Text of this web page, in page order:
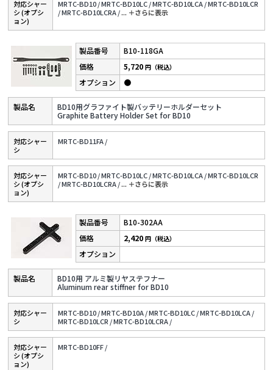
対応シャー
シ (オプシ
ョン)
MRTC-BD10 /MRTC-BD10LC /MRTC-BD10LCA /MRTC-BD10LCR
/MRTC-BD10LCRA /... ＋さらに表⽰
B10-118GA
BD10用グラファイト製バッテリーホルダーセット
Graphite Battery Holder Set for BD10
5,720円（税込）
●
対応シャー
シ
MRTC-BD11FA /
対応シャー
シ (オプシ
ョン)
MRTC-BD10 /MRTC-BD10LC /MRTC-BD10LCA /MRTC-BD10LCR
/MRTC-BD10LCRA /... ＋さらに表⽰
B10-302AA
BD10用 アルミ製リヤステフナー
Aluminum rear stiffner for BD10
2,420円（税込）
対応シャー
シ
MRTC-BD10 /MRTC-BD10A /MRTC-BD10LC /MRTC-BD10LCA /
MRTC-BD10LCR /MRTC-BD10LCRA /
対応シャー
シ (オプシ
ョン)
MRTC-BD10FF /